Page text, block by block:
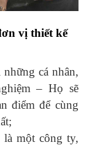
vị thiết kế
cá nhân,
– Họ sẽ
điểm để cùng
một công ty,